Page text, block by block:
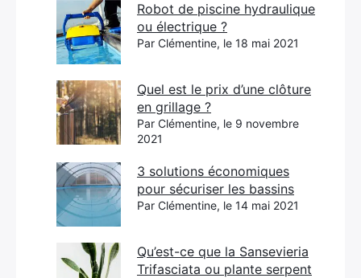
Robot de piscine hydraulique
ou électrique ?
Par Clémentine, le 18 mai 2021
Quel est le prix d’une clôture
en grillage ?
Par Clémentine, le 9 novembre
2021
3 solutions économiques
pour sécuriser les bassins
Par Clémentine, le 14 mai 2021
Qu’est-ce que la Sansevieria
Trifasciata ou plante serpent